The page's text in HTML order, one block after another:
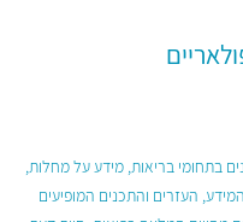
בתחומי בריאות, מידע על מחלות,
העזרים והתכנים המופיעים